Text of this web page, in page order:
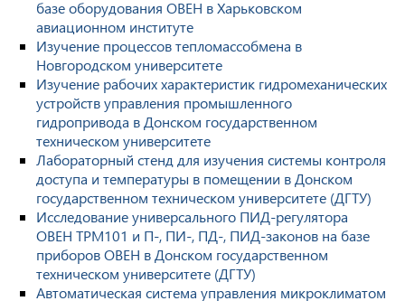
базе оборудования ОВЕН в Харьковском
авиационном институте
Изучение процессов тепломассобмена в
Новгородском университете
Изучение рабочих характеристик гидромеханических
устройств управления промышленного
гидропривода в Донском государственном
техническом университете
Лабораторный стенд для изучения системы контроля
доступа и температуры в помещении в Донском
государственном техническом университете (ДГТУ)
Исследование универсального ПИД-регулятора
ОВЕН ТРМ101 и П-, ПИ-, ПД-, ПИД-законов на базе
приборов ОВЕН в Донском государственном
техническом университете (ДГТУ)
Автоматическая система управления микроклиматом